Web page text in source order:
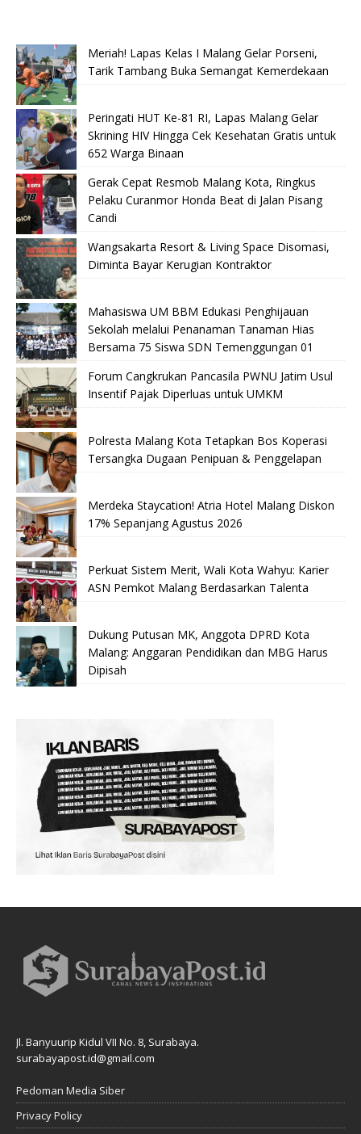
Meriah! Lapas Kelas I Malang Gelar Porseni,
Tarik Tambang Buka Semangat Kemerdekaan
Peringati HUT Ke-81 RI, Lapas Malang Gelar
Skrining HIV Hingga Cek Kesehatan Gratis untuk
652 Warga Binaan
Gerak Cepat Resmob Malang Kota, Ringkus
Pelaku Curanmor Honda Beat di Jalan Pisang
Candi
Wangsakarta Resort & Living Space Disomasi,
Diminta Bayar Kerugian Kontraktor
Mahasiswa UM BBM Edukasi Penghijauan
Sekolah melalui Penanaman Tanaman Hias
Bersama 75 Siswa SDN Temenggungan 01
Forum Cangkrukan Pancasila PWNU Jatim Usul
Insentif Pajak Diperluas untuk UMKM
Polresta Malang Kota Tetapkan Bos Koperasi
Tersangka Dugaan Penipuan & Penggelapan
Merdeka Staycation! Atria Hotel Malang Diskon
17% Sepanjang Agustus 2026
Perkuat Sistem Merit, Wali Kota Wahyu: Karier
ASN Pemkot Malang Berdasarkan Talenta
Dukung Putusan MK, Anggota DPRD Kota
Malang: Anggaran Pendidikan dan MBG Harus
Dipisah
Jl. Banyuurip Kidul VII No. 8, Surabaya.
surabayapost.id@gmail.com
Pedoman Media Siber
Privacy Policy